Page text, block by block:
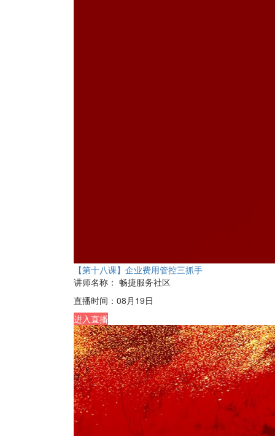
【第十八课】企业费用管控三抓手
讲师名称： 畅捷服务社区
直播时间： 08月19日
进入直播